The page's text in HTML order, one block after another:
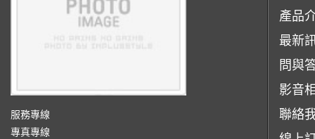
服務專線
專真專線
產品
最新
問與
影音
聯絡